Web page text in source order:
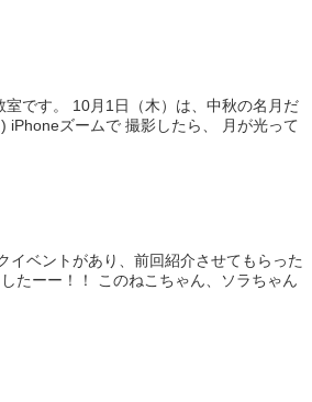
です。 10月1日（木）は、中秋の名月だ
iPhoneズームで 撮影したら、 月が光って
イベントがあり、前回紹介させてもらった
たーー！！ このねこちゃん、ソラちゃん